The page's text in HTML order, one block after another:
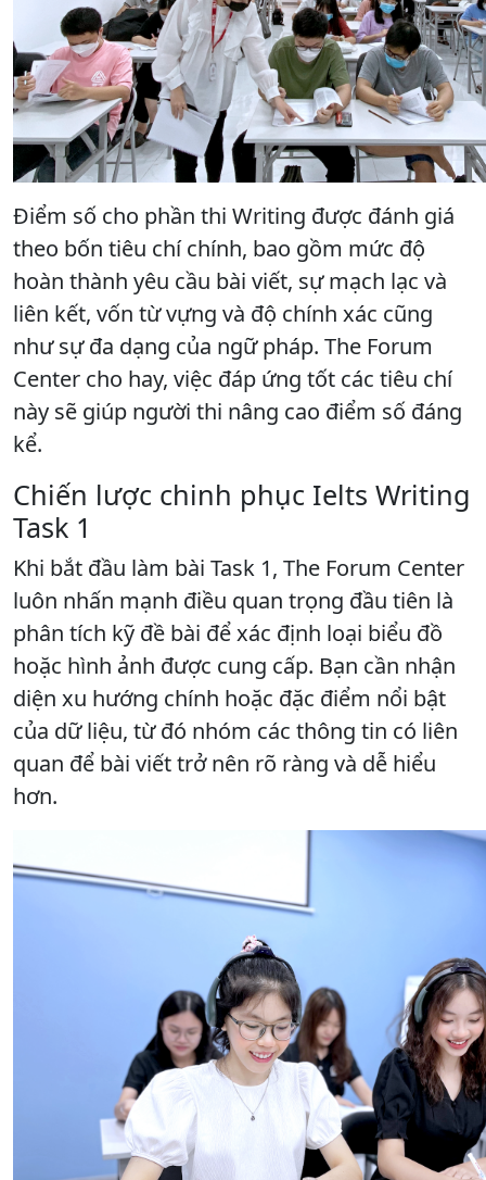
Điểm số cho phần thi Writing được đánh giá
theo bốn tiêu chí chính, bao gồm mức độ
hoàn thành yêu cầu bài viết, sự mạch lạc và
liên kết, vốn từ vựng và độ chính xác cũng
như sự đa dạng của ngữ pháp. The Forum
Center cho hay, việc đáp ứng tốt các tiêu chí
này sẽ giúp người thi nâng cao điểm số đáng
kể.
Chiến lược chinh phục Ielts Writing
Task 1
Khi bắt đầu làm bài Task 1, The Forum Center
luôn nhấn mạnh điều quan trọng đầu tiên là
phân tích kỹ đề bài để xác định loại biểu đồ
hoặc hình ảnh được cung cấp. Bạn cần nhận
diện xu hướng chính hoặc đặc điểm nổi bật
của dữ liệu, từ đó nhóm các thông tin có liên
quan để bài viết trở nên rõ ràng và dễ hiểu
hơn.